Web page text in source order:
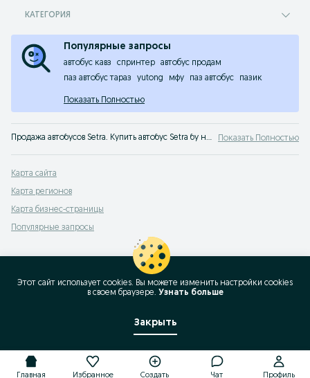
КАТЕГОРИЯ
Популярные запросы
автобус кавз спринтер
автобус продам
паз автобус тараз
yutong мфу паз автобус пазик
Показать Полностью
Продажа автобусов Setra. Купить автобус Setra бу на сервисе объявлений OLX.kz. Выгодные предложения ждут тебя на OLX Казахстан! Показать Полностью
Карта сайта
Карта регионов
Карта бизнес-страницы
Популярные запросы
Главная Избранное Создать Чат Профиль
Этот сайт использует cookies. Вы можете изменить настройки cookies
в своeм браузере. Узнать больше
Закрыть